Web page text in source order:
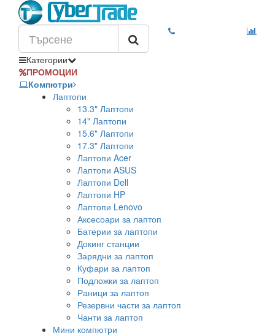
Категории
ПРОМОЦИИ
Компютри
Лаптопи
13.3" Лаптопи
14" Лаптопи
15.6" Лаптопи
17.3" Лаптопи
Лаптопи Acer
Лаптопи ASUS
Лаптопи Dell
Лаптопи HP
Лаптопи Lenovo
Аксесоари за лаптоп
Батерии за лаптопи
Докинг станции
Зарядни за лаптоп
Куфари за лаптоп
Подложки за лаптоп
Раници за лаптоп
Резервни части за лаптоп
Чанти за лаптоп
Мини компютри